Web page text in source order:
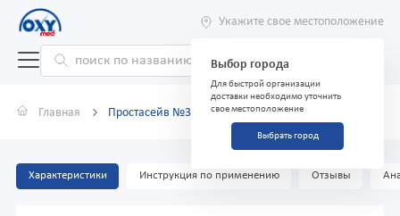
Укажите свое местоположение
Выбор города
Для быстрой организации
доставки необходимо уточнить
свое местоположение
Выбрать город
Главная Простасейв №30 таблетки
Характеристики Инструкция по применению Отзывы